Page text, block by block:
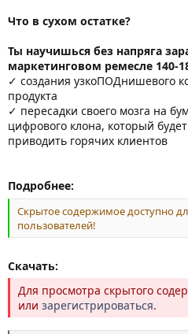
Что в сухом остатке?
Ты научишься без напряга
маркетинговом ремесле 140-
✓ создания узкоПОДнишевого
продукта
✓ пересадки своего мозга на
цифрового клона, который
приводить горячих клиентов
Подробнее:
Скрытое содержимое доступно
пользователей!
Скачать:
Для просмотра скрытого
или зарегистрироваться.